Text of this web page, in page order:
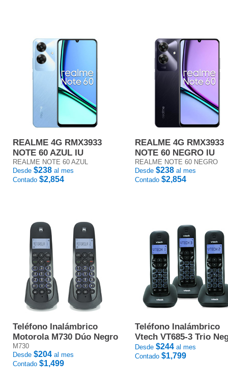
REALME 4G RMX3933
NOTE 60 AZUL IU
REALME NOTE 60 AZUL
Desde $238 al mes
Contado $2,854
REALME 4G RMX3933
NOTE 60 NEGRO IU
REALME NOTE 60 NEGRO
Desde $238 al mes
Contado $2,854
Teléfono Inalámbrico
Motorola M730 Dúo Negro
M730
Desde $204 al mes
Contado $1,499
Teléfono Inalámbrico
Vtech VT685-3 Trio
Desde $244 al mes
Contado $1,799